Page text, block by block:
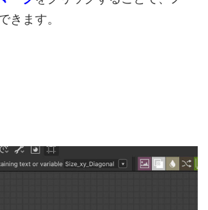
きます。